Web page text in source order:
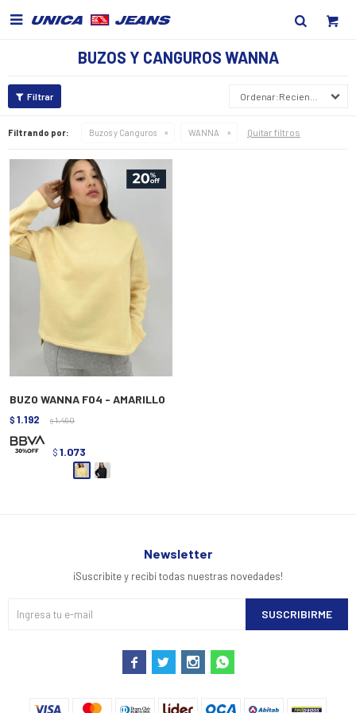

BUZOS Y CANGUROS WANNA
Recientes
Filtrando por: Buzos y Canguros WANNA Quitar filtros
BUZO WANNA F04 - AMARILLO
$ 1.192 $ 1.490
$ 1.073
Newsletter
¡Suscribite y recibí todas nuestras novedades!
SUSCRIBIRME
   